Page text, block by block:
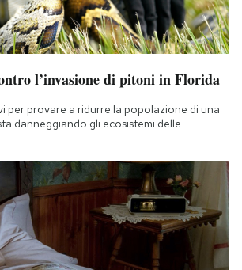
l’invasione di pitoni in Florida
per provare a ridurre la popolazione di una
danneggiando gli ecosistemi delle